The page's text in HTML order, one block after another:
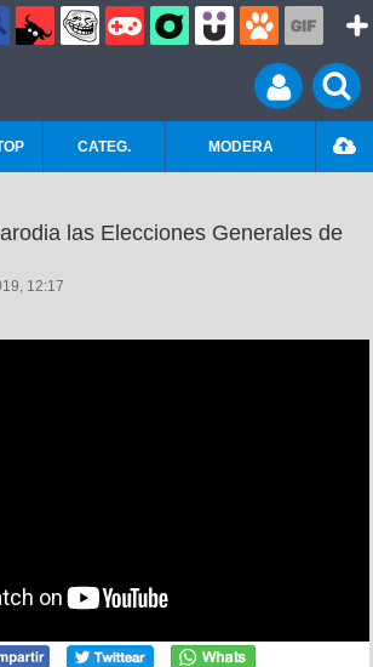
CATEG. MODERA
las Elecciones Generales de
12:17